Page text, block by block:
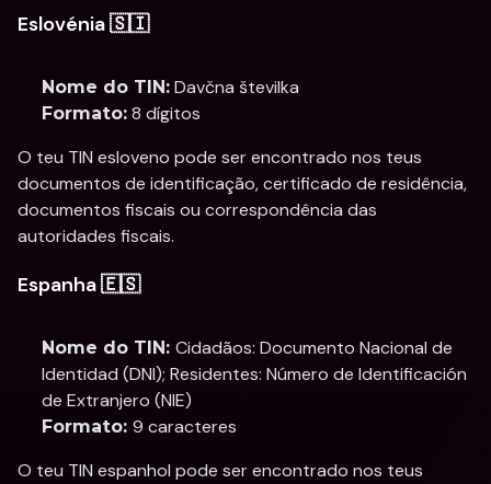
Eslovénia 🇸🇮
Nome do TIN: Davčna številka
Formato: 8 dígitos
O teu TIN esloveno pode ser encontrado nos teus
documentos de identificação, certificado de residência,
documentos fiscais ou correspondência das
autoridades fiscais.
Espanha 🇪🇸
Nome do TIN: Cidadãos: Documento Nacional de
Identidad (DNI); Residentes: Número de Identificación
de Extranjero (NIE)
Formato: 9 caracteres
O teu TIN espanhol pode ser encontrado nos teus